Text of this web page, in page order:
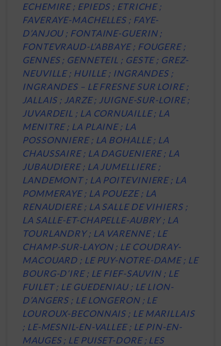
ECHEMIRE ; EPIEDS ; ETRICHE ;
FAVERAYE-MACHELLES ; FAYE-
D’ANJOU ; FONTAINE-GUERIN ;
FONTEVRAUD-L’ABBAYE ; FOUGERE ;
GENNES ; GENNETEIL ; GESTE ; GREZ-
NEUVILLE ; HUILLE ; INGRANDES ;
INGRANDES – LE FRESNE SUR LOIRE ;
JALLAIS ; JARZE ; JUIGNE-SUR-LOIRE ;
JUVARDEIL ; LA CORNUAILLE ; LA
MENITRE ; LA PLAINE ; LA
POSSONNIERE ; LA BOHALLE ; LA
CHAUSSAIRE ; LA DAGUENIERE ; LA
JUBAUDIERE ; LA JUMELLIERE ;
LANDEMONT ; LA POITEVINIERE ; LA
POMMERAYE ; LA POUEZE ; LA
RENAUDIERE ; LA SALLE DE VIHIERS ;
LA SALLE-ET-CHAPELLE-AUBRY ; LA
TOURLANDRY ; LA VARENNE ; LE
CHAMP-SUR-LAYON ; LE COUDRAY-
MACOUARD ; LE PUY-NOTRE-DAME ; LE
BOURG-D’IRE ; LE FIEF-SAUVIN ; LE
FUILET ; LE GUEDENIAU ; LE LION-
D’ANGERS ; LE LONGERON ; LE
LOUROUX-BECONNAIS ; LE MARILLAIS
; LE-MESNIL-EN-VALLEE ; LE PIN-EN-
MAUGES ; LE PUISET-DORE ; LES